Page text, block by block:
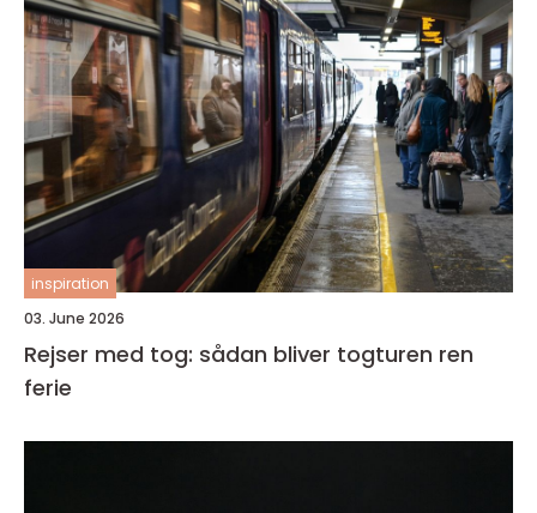
inspiration
03. June 2026
Rejser med tog: sådan bliver togturen ren
ferie